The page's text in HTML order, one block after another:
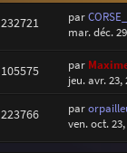
232721 par
mar. déc.
105575 par
jeu. avr. 23,
223766 par
ven. oct. 23,